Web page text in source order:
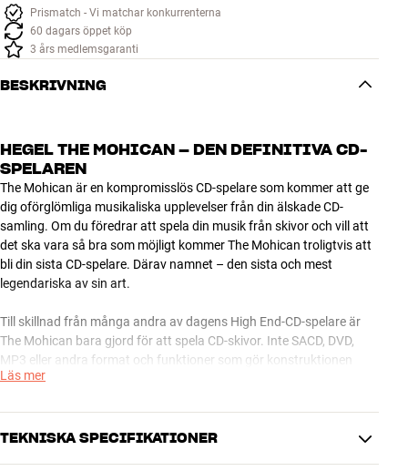
Prismatch - Vi matchar konkurrenterna
60 dagars öppet köp
3 års medlemsgaranti
BESKRIVNING
HEGEL THE MOHICAN – DEN DEFINITIVA CD-
SPELAREN
The Mohican är en kompromisslös CD-spelare som kommer att ge
dig oförglömliga musikaliska upplevelser från din älskade CD-
samling. Om du föredrar att spela din musik från skivor och vill att
det ska vara så bra som möjligt kommer The Mohican troligtvis att
bli din sista CD-spelare. Därav namnet – den sista och mest
legendariska av sin art.
Till skillnad från många andra av dagens High End-CD-spelare är
The Mohican bara gjord för att spela CD-skivor. Inte SACD, DVD,
MP3 eller andra format och funktioner som gör konstruktionen
invecklad och i slutändan tappar från att återge det optimala CD-
det kommer du att höra när det silkeslena, naturtrogna ljudet flödar
ur dina högtalare.
Läs mer
TEKNISKA SPECIFIKATIONER